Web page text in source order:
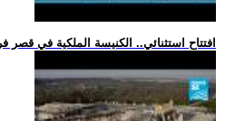
.. افتتاح استثنائي.. الكنيسة الملكية في قصر